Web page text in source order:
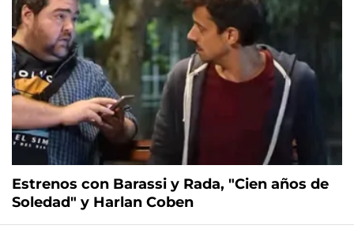
Estrenos con Barassi y Rada, "Cien años de
Soledad" y Harlan Coben